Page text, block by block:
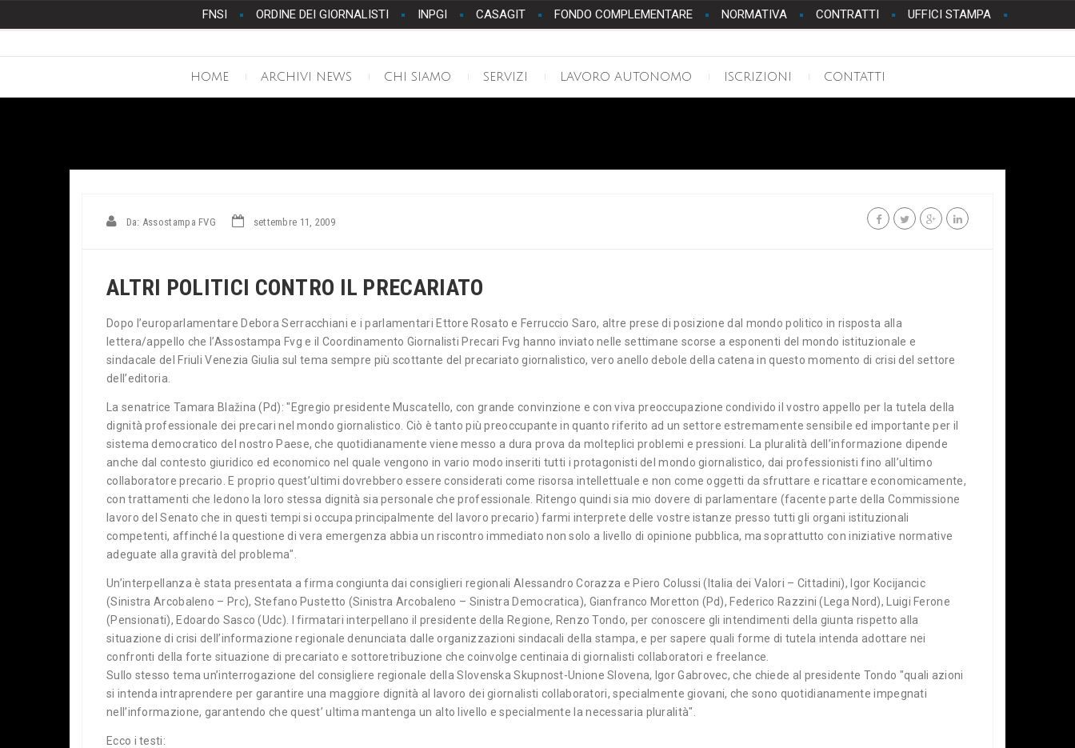
FNSI ORDINE DEI GIORNALISTI INPGI CASAGIT FONDO COMPLEMENTARE NORMATIVA CONTRATTI UFFICI STAMPA
HOME ARCHIVI NEWS CHI SIAMO SERVIZI LAVORO AUTONOMO ISCRIZIONI CONTATTI
Da: Assostampa FVG settembre 11, 2009
ALTRI POLITICI CONTRO IL PRECARIATO
Dopo l’europarlamentare Debora Serracchiani e i parlamentari Ettore Rosato e Ferruccio Saro, altre prese di posizione dal mondo politico in risposta alla
lettera/appello che l’Assostampa Fvg e il Coordinamento Giornalisti Precari Fvg hanno inviato nelle settimane scorse a esponenti del mondo istituzionale e
sindacale del Friuli Venezia Giulia sul tema sempre più scottante del precariato giornalistico, vero anello debole della catena in questo momento di crisi del settore
dell’editoria.
La senatrice Tamara Blažina (Pd): "Egregio presidente Muscatello, con grande convinzione e con viva preoccupazione condivido il vostro appello per la tutela della
dignità professionale dei precari nel mondo giornalistico. Ciò è tanto più preoccupante in quanto riferito ad un settore estremamente sensibile ed importante per il
sistema democratico del nostro Paese, che quotidianamente viene messo a dura prova da molteplici problemi e pressioni. La pluralità dell’informazione dipende
anche dal contesto giuridico ed economico nel quale vengono in vario modo inseriti tutti i protagonisti del mondo giornalistico, dai professionisti fino all’ultimo
collaboratore precario. E proprio quest’ultimi dovrebbero essere considerati come risorsa intellettuale e non come oggetti da sfruttare e ricattare economicamente,
con trattamenti che ledono la loro stessa dignità sia personale che professionale. Ritengo quindi sia mio dovere di parlamentare (facente parte della Commissione
lavoro del Senato che in questi tempi si occupa principalmente del lavoro precario) farmi interprete delle vostre istanze presso tutti gli organi istituzionali
competenti, affinché la questione di vera emergenza abbia un riscontro immediato non solo a livello di opinione pubblica, ma soprattutto con iniziative normative
adeguate alla gravità del problema".
Un’interpellanza è stata presentata a firma congiunta dai consiglieri regionali Alessandro Corazza e Piero Colussi (Italia dei Valori – Cittadini), Igor Kocijancic
(Sinistra Arcobaleno – Prc), Stefano Pustetto (Sinistra Arcobaleno – Sinistra Democratica), Gianfranco Moretton (Pd), Federico Razzini (Lega Nord), Luigi Ferone
(Pensionati), Edoardo Sasco (Udc). I firmatari interpellano il presidente della Regione, Renzo Tondo, per conoscere gli intendimenti della giunta rispetto alla
situazione di crisi dell’informazione regionale denunciata dalle organizzazioni sindacali della stampa, e per sapere quali forme di tutela intenda adottare nei
confronti della forte situazione di precariato e sottoretribuzione che coinvolge centinaia di giornalisti collaboratori e freelance.
Sullo stesso tema un’interrogazione del consigliere regionale della Slovenska Skupnost-Unione Slovena, Igor Gabrovec, che chiede al presidente Tondo "quali azioni
si intenda intraprendere per garantire una maggiore dignità al lavoro dei giornalisti collaboratori, specialmente giovani, che sono quotidianamente impegnati
nell’informazione, garantendo che quest’ ultima mantenga un alto livello e specialmente la necessaria pluralità".
Ecco i testi: